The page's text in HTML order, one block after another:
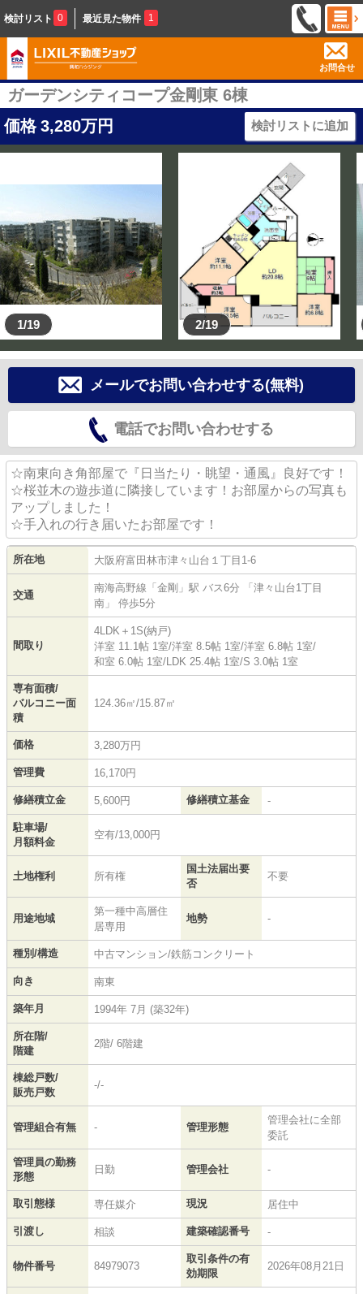
検討リスト 0 最近見た物件 1
お問合せ
ガーデンシティコープ金剛東 6棟
価格 3,280万円 検討リストに追加
1/19 2/19
メールでお問い合わせする(無料)
電話でお問い合わせする
☆南東向き角部屋で『日当たり・眺望・通風』良好です！
☆桜並木の遊歩道に隣接しています！お部屋からの写真も
アップしました！
☆手入れの行き届いたお部屋です！
所在地 大阪府富田林市津々山台 １丁目1-6
交通
南海高野線 「 金剛 」駅 バス6分 「津々山台1丁目
南」 停歩5分
間取り
4LDK＋1S(納戸)
洋室 11.1帖 1室/洋室 8.5帖 1室/洋室 6.8帖 1室/
和室 6.0帖 1室/LDK 25.4帖 1室/S 3.0帖 1室
専有面積/
バルコニー面
積
124.36㎡/15.87㎡
価格 3,280万円
管理費 16,170円
修繕積立金 5,600円 修繕積立基金 -
駐車場/
月額料金
空有/13,000円
土地権利 所有権
国土法届出要
否
不要
用途地域
第一種中高層住
居専用
地勢 -
種別/構造 中古マンション/鉄筋コンクリート
向き 南東
築年月 1994年 7月 (築32年)
所在階/
階建
2階/ 6階建
棟総戸数/
販売戸数
-/-
管理組合有無 - 管理形態
管理会社に全部
委託
管理員の勤務
形態
日勤 管理会社 -
取引態様 専任媒介 現況 居住中
引渡し 相談 建築確認番号 -
物件番号 84979073
取引条件の有
効期限
2026年08月21日